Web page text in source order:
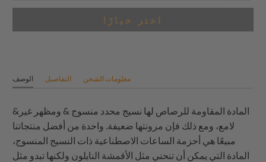
اختر خيارًا
الوصف التفاصيل معلومات الشحن
&المادة المقاومة للرصاص لها نسيج محدد منسوج & ومظهر غير
لامع، ومع ذلك فإن مرونتها ضعيفة. واحدة من أفضل منتجاتنا
مبيعًا هي أحزمة الساعات الاصطناعية ذات النسيج المنسوج،
المادة التي يمكن أن تنحني مثل الأقمشة النايلون ولكنها تبدو مثل